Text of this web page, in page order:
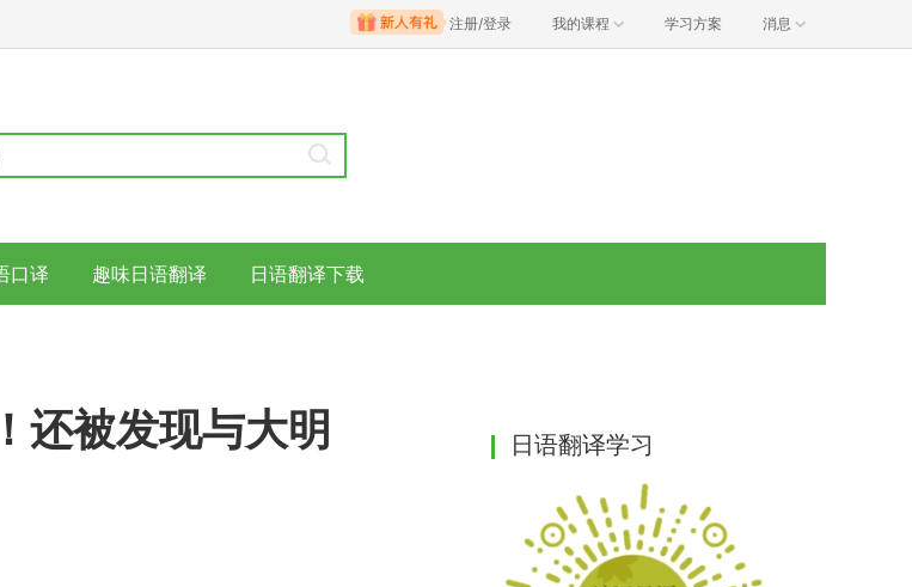
注册/登录 我的课程 学习方案 消息
口译 趣味日语翻译 日语翻译下载
还被发现与大明
日语翻译学习